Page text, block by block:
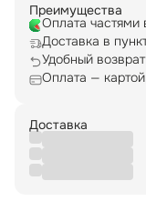
Преимущества
Оплата частями
Доставка в
Удобный возврат
Оплата —
Доставка